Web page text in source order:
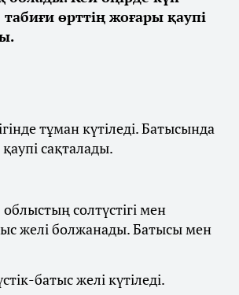
өрттің жоғары қаупі
тұман күтіледі. Батысында
сақталады.
солтүстігі мен
желі болжанады. Батысы мен
батыс желі күтіледі.